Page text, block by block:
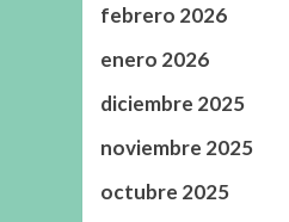
febrero 2026
enero 2026
diciembre 2025
noviembre 2025
octubre 2025